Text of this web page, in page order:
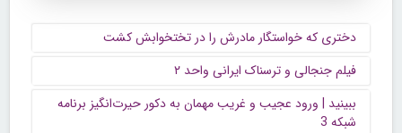
دختری که خواستگار مادرش را در تختخوابش کشت
فیلم جنجالی و ترسناک ایرانی واحد ۲
ببینید | ورود عجیب و غریب مهمان به دکور حیرت‌انگیز برنامه
شبکه 3